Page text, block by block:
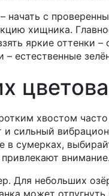
начать с
хищника.
яркие оттенки
– естественные
хвостом
сильный
в сумерках,
внимание.
Для небольших
может